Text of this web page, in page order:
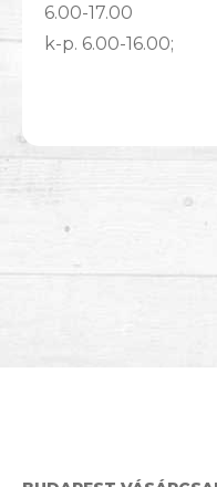
6.00-17.00
k-p. 6.00-16.00;